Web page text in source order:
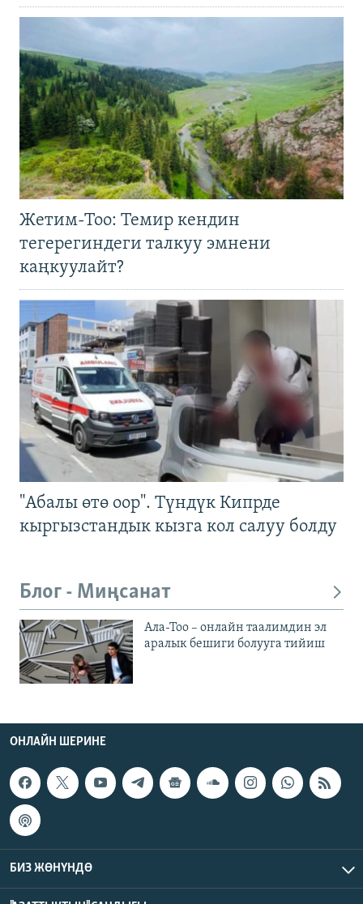
Жетим-Тоо: Темир кендин
тегерегиндеги талкуу эмнени
каңкуулайт?
"Абалы өтө оор". Түндүк Кипрде
кыргызстандык кызга кол салуу болду
Блог - Миңсанат
Ала-Тоо – онлайн таалимдин эл
аралык бешиги болууга тийиш
ОНЛАЙН ШЕРИНЕ
БИЗ ЖӨНҮНДӨ